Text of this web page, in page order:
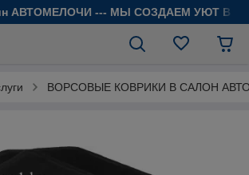
АВТОМЕЛОЧИ --- МЫ СОЗДАЕМ УЮТ В
ВОРСОВЫЕ КОВРИКИ В САЛОН